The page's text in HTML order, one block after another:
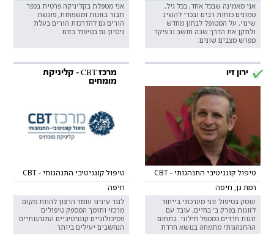
אני מאמינה שבכל אחד, בכל גיל,
טמונים כוחות רבים ובכדי להשיג
שינוי, על המטופל לבחון מחדש
ולתקן את הדרך שבה חושב ובעיקר
מפרש מצבים שונים.
אני מטפלת בקליניקה פרטית בכפר
תבור בזוגות ומשפחות, פוגשת
הורים גם להדרכות הורים בעלת
ניסיון גם בטיפול בזום.
ירון זיו
טיפול קוגניטיבי התנהגותי - CBT
רמת גן, חיפה
עוסק בטיפול זוגי מערכתי בייחוד
לזוגות בפרק ב' בחיים, עובד עם
זוגות חרדים כמטפל חילוני. בתחום
ההתנהגותי מתמחה בנושא חרדת
מרכז CBT - קליניקת
מומחים
טיפול קוגניטיבי התנהגותי - CBT
חיפה
לנגד עינינו עומד הרצון להוות מקום
מרכזי ותומך המספק טיפולים
פסיכולוגיים קוגניטיביים התנהגותיים
הנחשבים יעילים ביותר.